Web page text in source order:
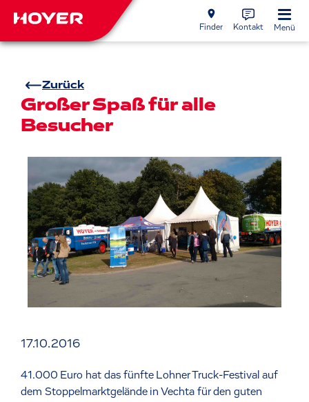
Finder Kontakt Menü
Zurück
Großer Spaß für alle
Besucher
17.10.2016
41.000 Euro hat das fünfte Lohner Truck-Festival auf
dem Stoppelmarktgelände in Vechta für den guten